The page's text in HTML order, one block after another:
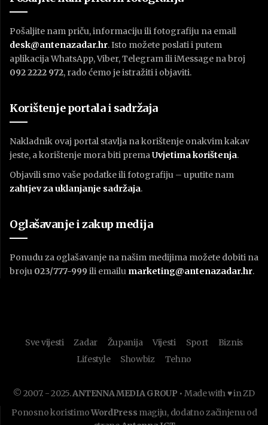
Pošaljite nam priču, informaciju ili fotografiju na email
desk@antenazadar.hr. Isto možete poslati i putem
aplikacija WhatsApp, Viber, Telegram ili iMessage na broj
092 2222 972, rado ćemo je istražiti i objaviti.
Korištenje portala i sadržaja
Nakladnik ovaj portal stavlja na korištenje onakvim kakav
jeste, a korištenje mora biti premaUvjetima korištenja.
Objavili smo vaše podatke ili fotografiju – uputite nam
zahtjev za uklanjanje sadržaja.
Oglašavanje i zakup medija
Ponudu za oglašavanje na našim medijima možete dobiti na
broju 023/777-999 ili emailu marketing@antenazadar.hr.
Sve vijesti Zadar Županija Vijesti Sport
Biznis
Lifestyle
Showbiz Tehno
© 2007. - 2025.ANTENNA MEDIA GROUP • Made with ♥ in ZD
Ponosno koristimoWordPress magiju, dodatno začinjenu od